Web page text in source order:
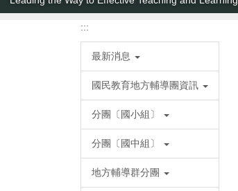
:::
最新消息
國民教育地方輔導團資訊
分團〔國小組〕
分團〔國中組〕
地方輔導群分團